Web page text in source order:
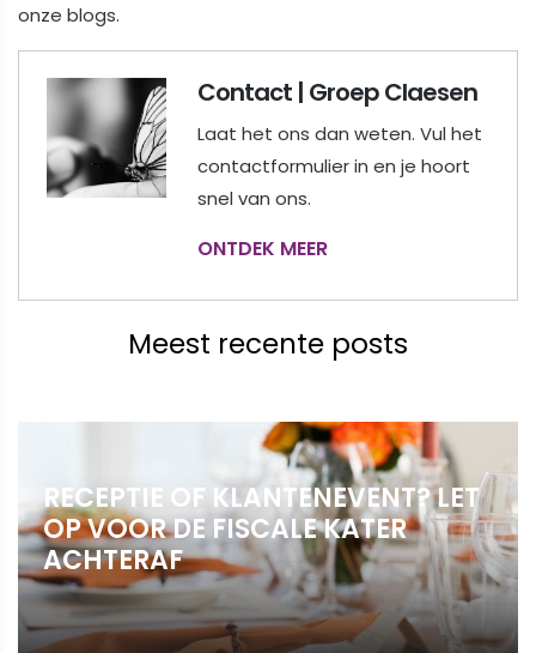
onze blogs.
Contact | Groep Claesen
Laat het ons dan weten. Vul het
contactformulier in en je hoort
snel van ons.
ONTDEK MEER
Meest recente posts
RECEPTIE OF KLANTENEVENT? LET
OP VOOR DE FISCALE KATER
ACHTERAF